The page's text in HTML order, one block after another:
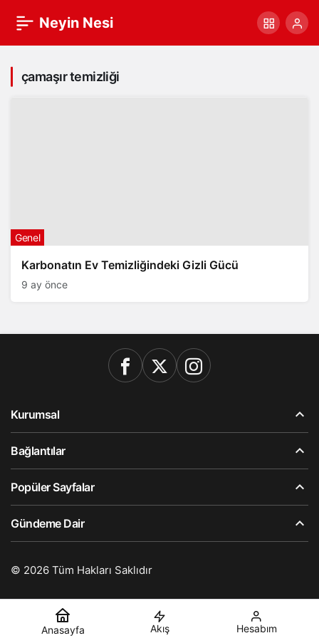
Neyin Nesi
çamaşır temizliği
Karbonatın Ev Temizliğindeki Gizli Gücü
Genel
9 ay önce
Kurumsal
Bağlantılar
Popüler Sayfalar
Gündeme Dair
© 2026 Tüm Hakları Saklıdır
Anasayfa Akış Hesabım